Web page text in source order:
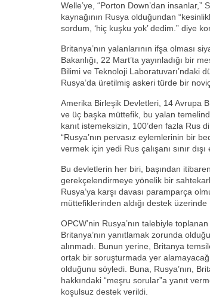
Welle’ye, “Porton Down’dan insanlar,”
kaynağının Rusya olduğundan
sordum, ‘hiç kuşku yok’ dedim.” diye
Britanya’nın yalanlarının ifşa olması
Bakanlığı, 22 Mart’ta yayınladığı bir
Bilimi ve Teknoloji Laboratuvarı’ndaki
Rusya’da üretilmiş askeri türde bir
Amerika Birleşik Devletleri, 14 Avrupa
ve üç başka müttefik, bu yalan
kanıt istemeksizin, 100’den fazla Rus
“Rusya’nın pervasız eylemlerinin bir
vermek için yedi Rus çalışanı sınır dışı
Bu devletlerin her biri, başından
gerekçelendirmeye yönelik bir
Rusya’ya karşı davası paramparça
müttefiklerinden aldığı destek üzerinde
OPCW’nin Rusya’nın talebiyle
Britanya’nın yanıtlamak zorunda
alınmadı. Bunun yerine, Britanya
ortak bir soruşturmada yer
olduğunu söyledi. Buna, Rusya’nın,
hakkındaki “meşru sorular”a yanıt
koşulsuz destek verildi.